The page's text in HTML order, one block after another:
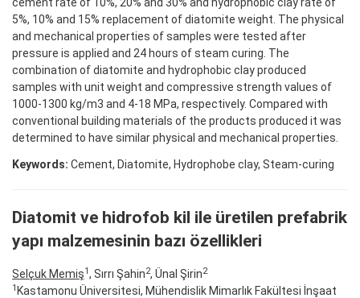
5%, 10% and 15% replacement of diatomite weight. The physical
and mechanical properties of samples were tested after
pressure is applied and 24 hours of steam curing. The
combination of diatomite and hydrophobic clay produced
samples with unit weight and compressive strength values of
1000-1300 kg/m3 and 4-18 MPa, respectively. Compared with
conventional building materials of the products produced it was
determined to have similar physical and mechanical properties.
Keywords: Cement, Diatomite, Hydrophobe clay, Steam-curing
Diatomit ve hidrofob kil ile üretilen prefabrik
yapı malzemesinin bazı özellikleri
Selçuk Memiş1, Sırrı Şahin2, Ünal Şirin2
1 Kastamonu Üniversitesi, Mühendislik Mimarlık Fakültesi İnşaat